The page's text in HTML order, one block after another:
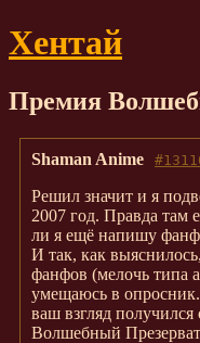
Хентай
Премия
Shaman Anime
Решил значит и я
2007 год. Правда там
ли я ещё напишу фанф
И так, как
фанфов (мелочь типа
умещаюсь в
ваш взгляд
Волшебный